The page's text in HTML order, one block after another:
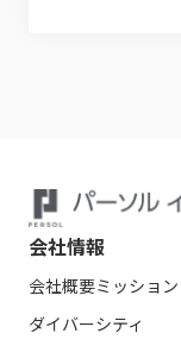
会社情報
会社概要ミッショ
ダイバーシティ